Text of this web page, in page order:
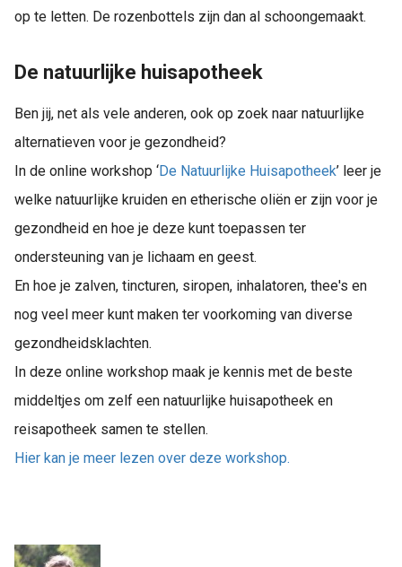
op te letten. De rozenbottels zijn dan al schoongemaakt.
De natuurlijke huisapotheek
Ben jij, net als vele anderen, ook op zoek naar natuurlijke
alternatieven voor je gezondheid?
In de online workshop ‘De Natuurlijke Huisapotheek’ leer je
welke natuurlijke kruiden en etherische oliën er zijn voor je
gezondheid en hoe je deze kunt toepassen ter
ondersteuning van je lichaam en geest.
En hoe je zalven, tincturen, siropen, inhalatoren, thee's en
nog veel meer kunt maken ter voorkoming van diverse
gezondheidsklachten.
In deze online workshop maak je kennis met de beste
middeltjes om zelf een natuurlijke huisapotheek en
reisapotheek samen te stellen.
Hier kan je meer lezen over deze workshop.